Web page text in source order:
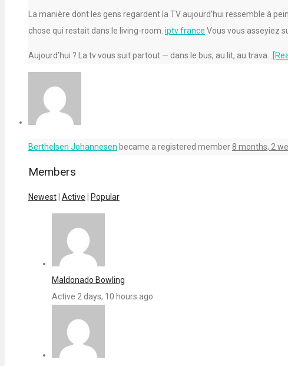
La manière dont les gens regardent la TV aujourd’hui ressemble à
chose qui restait dans le living-room. iptv france Vous vous asseyiez
Aujourd’hui ? La tv vous suit partout — dans le bus, au lit, au trava…
Berthelsen Johannesen became a registered member 8 months, 2
Members
Newest Active Popular
Maldonado Bowling
Active 2 days, 10 hours ago